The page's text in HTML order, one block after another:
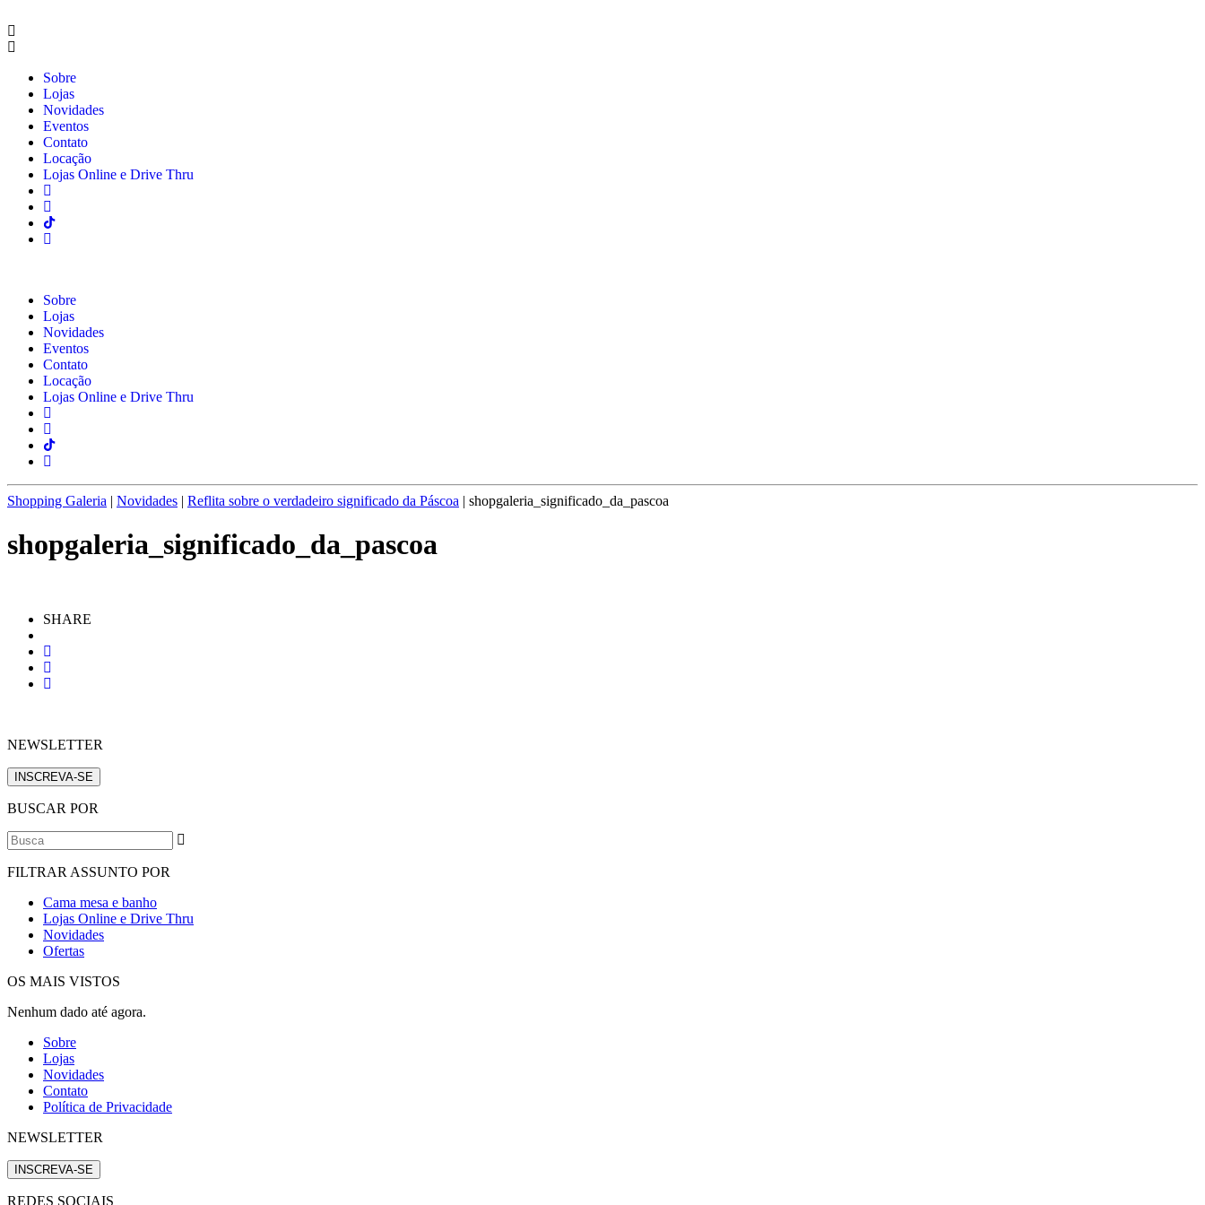
Sobre
Lojas
Novidades
Eventos
Contato
Locação
Lojas Online e Drive Thru
Sobre
Lojas
Novidades
Eventos
Contato
Locação
Lojas Online e Drive Thru
Shopping Galeria | Novidades | Reflita sobre o verdadeiro significado da Páscoa | shopgaleria_significado_da_pascoa
shopgaleria_significado_da_pascoa
SHARE
NEWSLETTER
INSCREVA-SE
BUSCAR POR
FILTRAR ASSUNTO POR
Cama mesa e banho
Lojas Online e Drive Thru
Novidades
Ofertas
OS MAIS VISTOS
Nenhum dado até agora.
Sobre
Lojas
Novidades
Contato
Política de Privacidade
NEWSLETTER
INSCREVA-SE
REDES SOCIAIS